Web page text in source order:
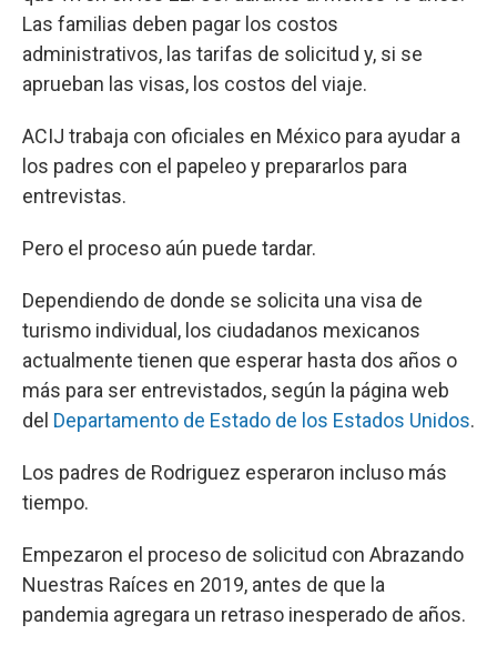
Las familias deben pagar los costos
administrativos, las tarifas de solicitud y, si se
aprueban las visas, los costos del viaje.
ACIJ trabaja con oficiales en México para ayudar a
los padres con el papeleo y prepararlos para
entrevistas.
Pero el proceso aún puede tardar.
Dependiendo de donde se solicita una visa de
turismo individual, los ciudadanos mexicanos
actualmente tienen que esperar hasta dos años o
más para ser entrevistados, según la página web
del Departamento de Estado de los Estados Unidos.
Los padres de Rodriguez esperaron incluso más
tiempo.
Empezaron el proceso de solicitud con Abrazando
Nuestras Raíces en 2019, antes de que la
pandemia agregara un retraso inesperado de años.